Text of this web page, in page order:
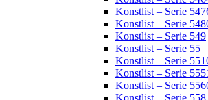
Konstlist – Serie
Konstlist – Serie
Konstlist – Serie 549
Konstlist – Serie 55
Konstlist – Serie
Konstlist – Serie
Konstlist – Serie
Konstlist – Serie 558